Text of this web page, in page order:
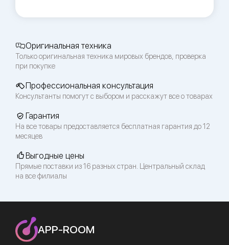
Оригинальная техника
Только оригинальная техника мировых брендов, проверка
при покупке
Профессиональная консультация
Консультанты помогут с выбором и расскажут все о товарах
Гарантия
На все товары предоставляется бесплатная гарантия до 12
месяцев
Выгодные цены
Прямые поставки из 16 разных стран. Центральный склад
на все филиалы
APP-ROOM